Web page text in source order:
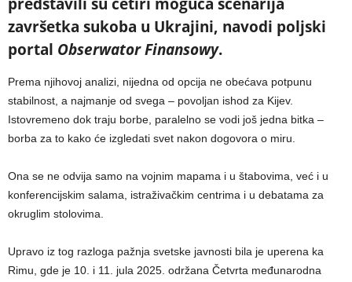
predstavili su četiri moguća scenarija
završetka sukoba u Ukrajini, navodi poljski
portal Obserwator Finansowy.
Prema njihovoj analizi, nijedna od opcija ne obećava potpunu
stabilnost, a najmanje od svega – povoljan ishod za Kijev.
Istovremeno dok traju borbe, paralelno se vodi još jedna bitka –
borba za to kako će izgledati svet nakon dogovora o miru.
Ona se ne odvija samo na vojnim mapama i u štabovima, već i u
konferencijskim salama, istraživačkim centrima i u debatama za
okruglim stolovima.
Upravo iz tog razloga pažnja svetske javnosti bila je uperena ka
Rimu, gde je 10. i 11. jula 2025. održana Četvrta međunarodna